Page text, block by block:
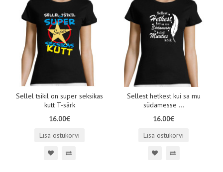
Sellel tsikil on super seksikas
kutt T-särk
16.00€
Lisa ostukorvi
Sellest hetkest kui sa mu
südamesse ...
16.00€
Lisa ostukorvi